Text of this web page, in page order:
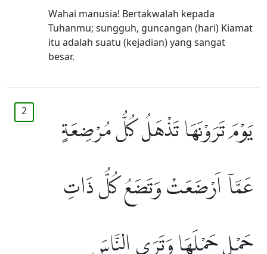
Wahai manusia! Bertakwalah kepada
Tuhanmu; sungguh, guncangan (hari) Kiamat
itu adalah suatu (kejadian) yang sangat
besar.
2
يَوْمَ تَرَوْنَهَا تَذْهَلُ كُلُّ مُرْضِعَةٍ
عَمَّآ اَرْضَعَتْ وَتَضَعُ كُلُّ ذَاتِ
حَمْلٍ حَمْلَهَا وَتَرَى النَّاسَ